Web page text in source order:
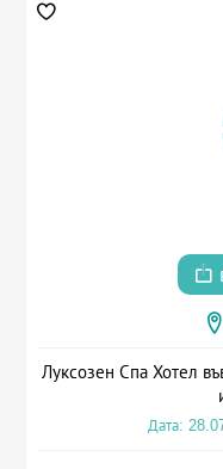
Луксозен Спа Хотел
Дата: